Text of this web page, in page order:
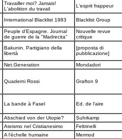
Travailler moi? Jamais!
L'abolition du travail
L'esprit frappeur
International Blacklist 1983 Blacklist Group
Peuple d'Espagne. Journal
de guerre de la "Madrecita"
Nouvelle revue
critique
Bakunin. Partigiano della
libertà
[proposta di
pubblicazione]
Net.Generation Mondadori
Quaderni Rossi Grafton 9
La bande à Fasel Ed. de l'aire
Abschied von der Utopie?
Suhrkamp
Ateismo nel Cristianesimo
Feltrinelli
A l'échelle humaine
Mermod